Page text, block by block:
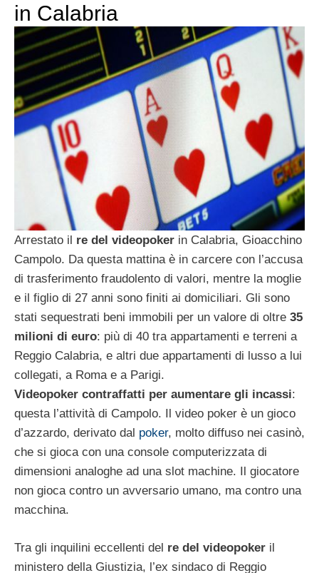
in Calabria
Arrestato il re del videopoker in Calabria, Gioacchino
Campolo. Da questa mattina è in carcere con l’accusa
di trasferimento fraudolento di valori, mentre la moglie
e il figlio di 27 anni sono finiti ai domiciliari. Gli sono
stati sequestrati beni immobili per un valore di oltre 35
milioni di euro: più di 40 tra appartamenti e terreni a
Reggio Calabria, e altri due appartamenti di lusso a lui
collegati, a Roma e a Parigi.
Videopoker contraffatti per aumentare gli incassi:
questa l’attività di Campolo. Il video poker è un gioco
d’azzardo, derivato dal poker, molto diffuso nei casinò,
che si gioca con una console computerizzata di
dimensioni analoghe ad una slot machine. Il giocatore
non gioca contro un avversario umano, ma contro una
macchina.
Tra gli inquilini eccellenti del re del videopoker il
ministero della Giustizia, l’ex sindaco di Reggio